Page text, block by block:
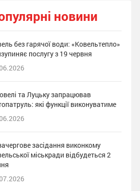
новини
без гарячої води: «Ковельтепло»
послугу з 19 червня
та Луцьку запрацював
які функції виконуватиме
засідання виконкому
міськради відбудеться 2